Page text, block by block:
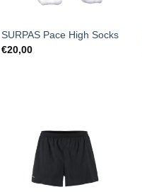
SURPAS Pace High Socks
€20,00